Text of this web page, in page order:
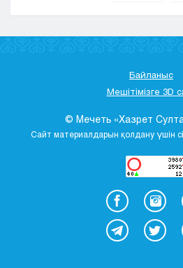
Байланыс
Мешітімізге 3D
© Мечеть «Хазрет
Сайт материалдарын қолдану үшін